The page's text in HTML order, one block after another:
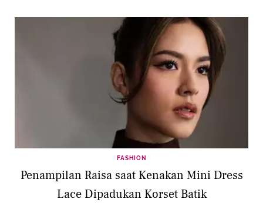
FASHION
Penampilan Raisa saat Kenakan Mini Dress
Lace Dipadukan Korset Batik